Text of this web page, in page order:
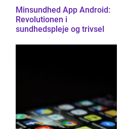
Minsundhed App Android:
Revolutionen i
sundhedspleje og trivsel